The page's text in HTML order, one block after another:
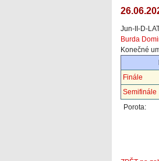
Jun-II-D-
Burda
Konečné
Finále
Semifinále
Porota: